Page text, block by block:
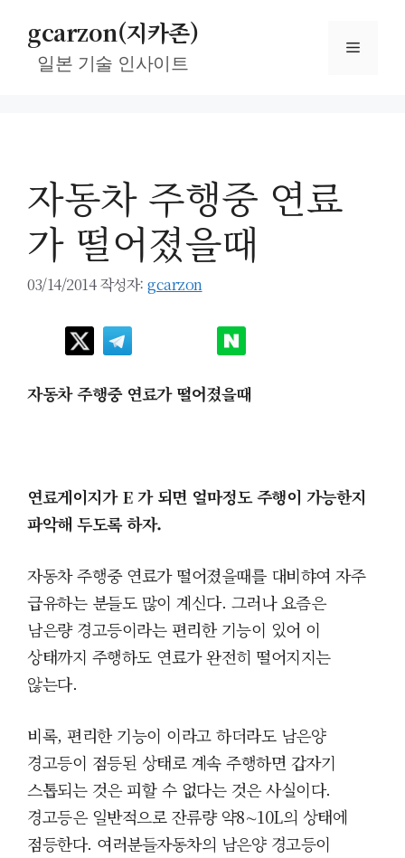
gcarzon(지카존)
일본 기술 인사이트
메
자동차 주행중 연료
가 떨어졌을때
03/14/2014 작성자: gcarzon
자동차 주행중 연료가 떨어졌을때
연료게이지가 E 가 되면 얼마정도 주행이 가능한지
파악해 두도록 하자.
자동차 주행중 연료가 떨어졌을때를 대비햐여 자주
급유하는 분들도 많이 계신다. 그러나 요즘은
남은량 경고등이라는 편리한 기능이 있어 이
상태까지 주행하도 연료가 완전히 떨어지지는
않는다.
비록, 편리한 기능이 이라고 하더라도 남은양
경고등이 점등된 상태로 계속 주행하면 갑자기
스톱되는 것은 피할 수 없다는 것은 사실이다.
경고등은 일반적으로 잔류량 약8∼10L의 상태에
점등한다. 여러분들자동차의 남은양 경고등이